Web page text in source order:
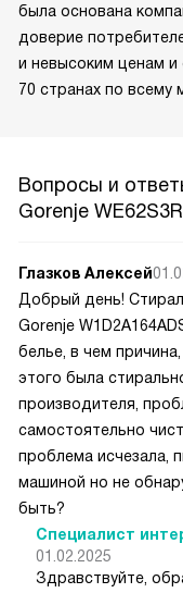
была основана
доверие
и невысоким ценам
70 странах по всему
Вопросы и
Gorenje WE62S3R
Глазков Алексей
Добрый день!
Gorenje
белье, в чем
этого была
производителя,
самостоятельно
проблема исчезала,
машиной но не
быть?
Специалист
01.02.2025
Здравствуйте,